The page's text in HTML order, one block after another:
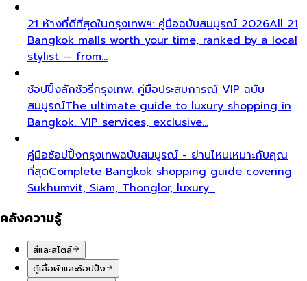
21 ห้างที่ดีที่สุดในกรุงเทพฯ: คู่มือฉบับสมบูรณ์ 2026All 21
Bangkok malls worth your time, ranked by a local
stylist — from…
ช้อปปิ้งลักชัวรี่กรุงเทพ: คู่มือประสบการณ์ VIP ฉบับ
สมบูรณ์The ultimate guide to luxury shopping in
Bangkok. VIP services, exclusive…
คู่มือช้อปปิ้งกรุงเทพฉบับสมบูรณ์ - ย่านไหนเหมาะกับคุณ
ที่สุดComplete Bangkok shopping guide covering
Sukhumvit, Siam, Thonglor, luxury…
คลังความรู้
สีและสไตล์
ตู้เสื้อผ้าและช้อปปิ้ง